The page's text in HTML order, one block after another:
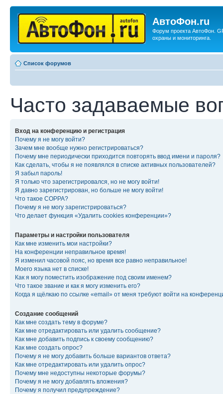
АвтоФон.ru
Форум проекта АвтоФон.
охраны и мониторинга.
Список форумов
Часто задаваемые
Вход на конференцию и регистрация
Почему я не могу войти?
Зачем мне вообще нужно регистрироваться?
Почему мне периодически приходится повторять ввод имени и пароля?
Как сделать, чтобы я не появлялся в списке активных пользователей?
Я забыл пароль!
Я только что зарегистрировался, но не могу войти!
Я давно зарегистрирован, но больше не могу войти!
Что такое COPPA?
Почему я не могу зарегистрироваться?
Что делает функция «Удалить cookies конференции»?
Параметры и настройки пользователя
Как мне изменить мои настройки?
На конференции неправильное время!
Я изменил часовой пояс, но время все равно неправильное!
Моего языка нет в списке!
Как я могу поместить изображение под своим именем?
Что такое звание и как я могу изменить его?
Когда я щёлкаю по ссылке «email» от меня требуют войти на
Создание сообщений
Как мне создать тему в форуме?
Как мне отредактировать или удалить сообщение?
Как мне добавить подпись к своему сообщению?
Как мне создать опрос?
Почему я не могу добавить больше вариантов ответа?
Как мне отредактировать или удалить опрос?
Почему мне недоступны некоторые форумы?
Почему я не могу добавлять вложения?
Почему я получил предупреждение?